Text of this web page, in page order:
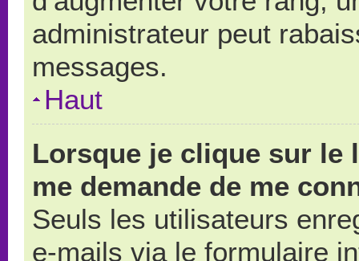
administrateur peut
messages.
Haut
Lorsque je clique sur le
me demande de me
Seuls les utilisateurs
e-mails via le formulaire